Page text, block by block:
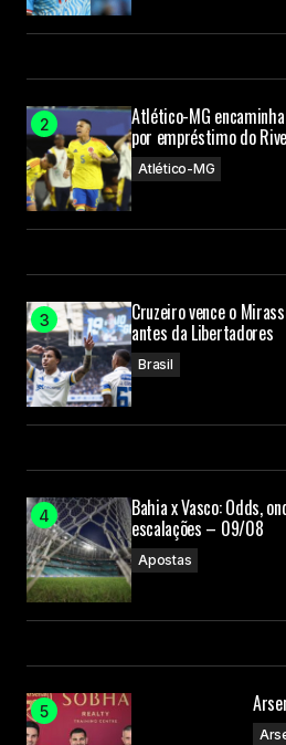
Atlético-MG
por empréstimo do
Atlético-MG
Cruzeiro vence o
antes da Libertadores
Brasil
Bahia x Vasco: Odds,
escalações – 09/08
Apostas